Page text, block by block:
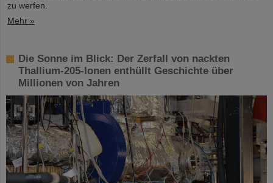
zu werfen.
Mehr »
Die Sonne im Blick: Der Zerfall von nackten
Thallium-205-Ionen enthüllt Geschichte über
Millionen von Jahren